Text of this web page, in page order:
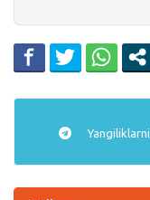
Yangiliklarni